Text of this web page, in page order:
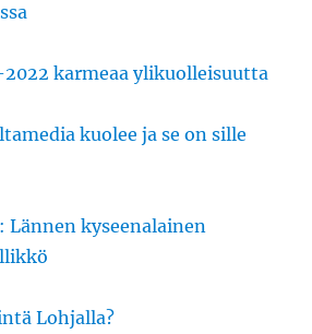
2022 karmeaa ylikuolleisuutta
kuolee ja se on sille
Lännen kyseenalainen
Lohjalla?